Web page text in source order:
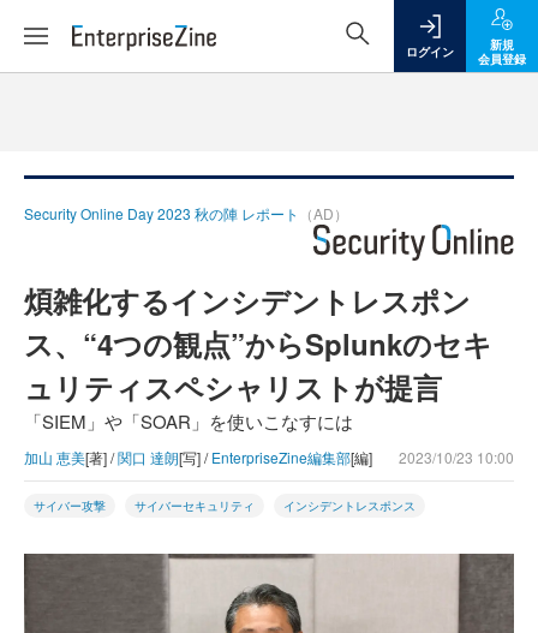
ログイン
新規
会員登録
Security Online Day 2023 秋の陣 レポート （AD）
煩雑化するインシデントレスポン
ス、“4つの観点”からSplunkのセキ
ュリティスペシャリストが提言
「SIEM」や「SOAR」を使いこなすには
加山 恵美[著] /関口 達朗[写] /EnterpriseZine編集部[編] 2023/10/23 10:00
サイバー攻撃 サイバーセキュリティ インシデントレスポンス